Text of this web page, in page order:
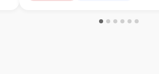
eso de las 6:30am ya con luz, atravesando